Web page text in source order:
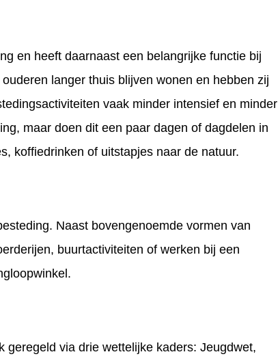
en heeft daarnaast een belangrijke functie bij
langer thuis blijven wonen en hebben zij
vaak minder intensief en minder
maar doen dit een paar dagen of dagdelen in
koffiedrinken of uitstapjes naar de natuur.
Naast bovengenoemde vormen van
buurtactiviteiten of werken bij een
via drie wettelijke kaders: Jeugdwet,